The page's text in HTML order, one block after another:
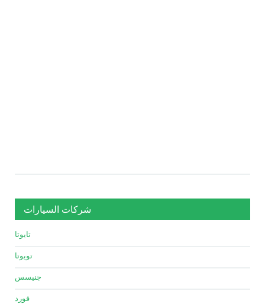
شركات السيارات
تايوتا
تويوتا
جنيسس
فورد